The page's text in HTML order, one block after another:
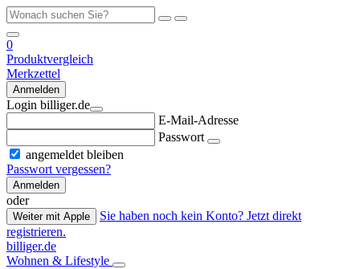
0
Produktvergleich
Merkzettel
Anmelden
Login billiger.de
E-Mail-Adresse
Passwort
angemeldet bleiben
Passwort vergessen?
Anmelden
oder
Weiter mit Apple
Sie haben noch kein Konto? Jetzt direkt
registrieren.
billiger.de
Wohnen & Lifestyle